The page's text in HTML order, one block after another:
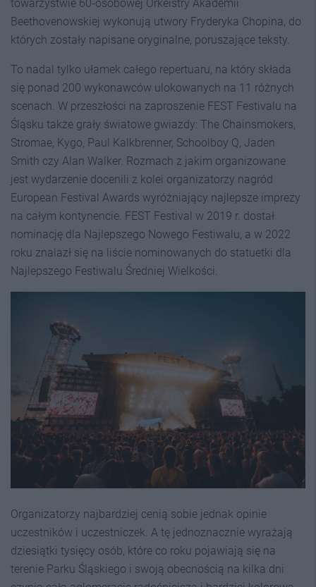
towarzystwie 60-osobowej Orkeistry Akademii
Beethovenowskiej wykonują utwory Fryderyka Chopina, do
których zostały napisane oryginalne, poruszające teksty.
To nadal tylko ułamek całego repertuaru, na który składa
się ponad 200 wykonawców ulokowanych na 11 różnych
scenach. W przeszłości na zaproszenie FEST Festivalu na
Śląsku także grały światowe gwiazdy: The Chainsmokers,
Stromae, Kygo, Paul Kalkbrenner, Schoolboy Q, Jaden
Smith czy Alan Walker. Rozmach z jakim organizowane
jest wydarzenie docenili z kolei organizatorzy nagród
European Festival Awards wyróżniający najlepsze imprezy
na całym kontynencie. FEST Festival w 2019 r. dostał
nominację dla Najlepszego Nowego Festiwalu, a w 2022
roku znalazł się na liście nominowanych do statuetki dla
Najlepszego Festiwalu Średniej Wielkości.
Organizatorzy najbardziej cenią sobie jednak opinie
uczestników i uczestniczek. A tę jednoznacznie wyrażają
dziesiątki tysięcy osób, które co roku pojawiają się na
terenie Parku Śląskiego i swoją obecnością na kilka dni